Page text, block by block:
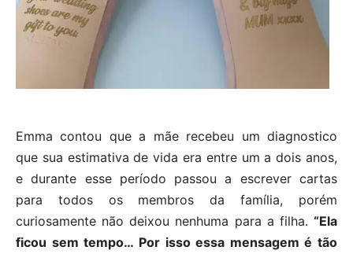
Emma contou que a mãe recebeu um diagnostico
que sua estimativa de vida era entre um a dois anos,
e durante esse período passou a escrever cartas
para todos os membros da família, porém
curiosamente não deixou nenhuma para a filha. “Ela
ficou sem tempo… Por isso essa mensagem é tão